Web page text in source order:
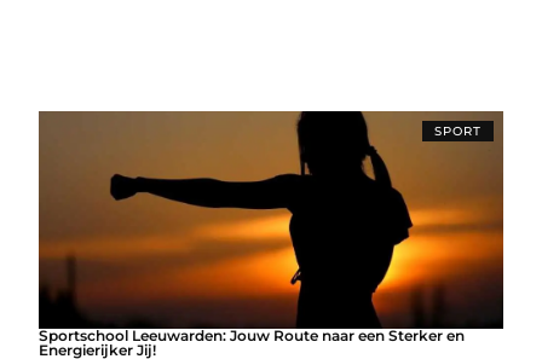
SPORT
Sportschool Leeuwarden: Jouw Route naar een Sterker en
Energierijker Jij!